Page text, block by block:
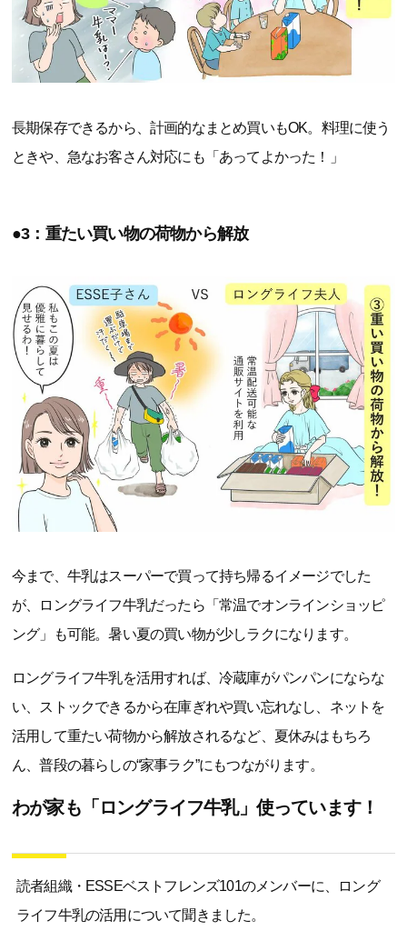
長期保存できるから、計画的なまとめ買いもOK。料理に使う
ときや、急なお客さん対応にも「あってよかった！」
●3：重たい買い物の荷物から解放
今まで、牛乳はスーパーで買って持ち帰るイメージでした
が、ロングライフ牛乳だったら「常温でオンラインショッピ
ング」も可能。暑い夏の買い物が少しラクになります。
ロングライフ牛乳を活用すれば、冷蔵庫がパンパンにならな
い、ストックできるから在庫ぎれや買い忘れなし、ネットを
活用して重たい荷物から解放されるなど、夏休みはもちろ
ん、普段の暮らしの“家事ラク”にもつながります。
わが家も「ロングライフ牛乳」使っています！
読者組織・ESSEベストフレンズ101のメンバーに、ロング
ライフ牛乳の活用について聞きました。